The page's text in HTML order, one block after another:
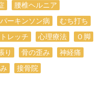
腰椎ヘルニア
パーキンソン病
むち打ち
レッチ 心理療法
Ｏ脚
り 骨の歪み
神経痛
接骨院